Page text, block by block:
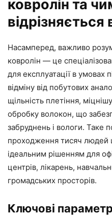
ковролін та
відрізняється
Насамперед, важливо
ковролін — це
для експлуатації в умовах
відміну від побутових
щільність плетіння,
обробку волокон, що
забруднень і вологи. Таке
проходження тисяч людей
ідеальним рішенням для
центрів, лікарень,
громадських просторів.
Ключові